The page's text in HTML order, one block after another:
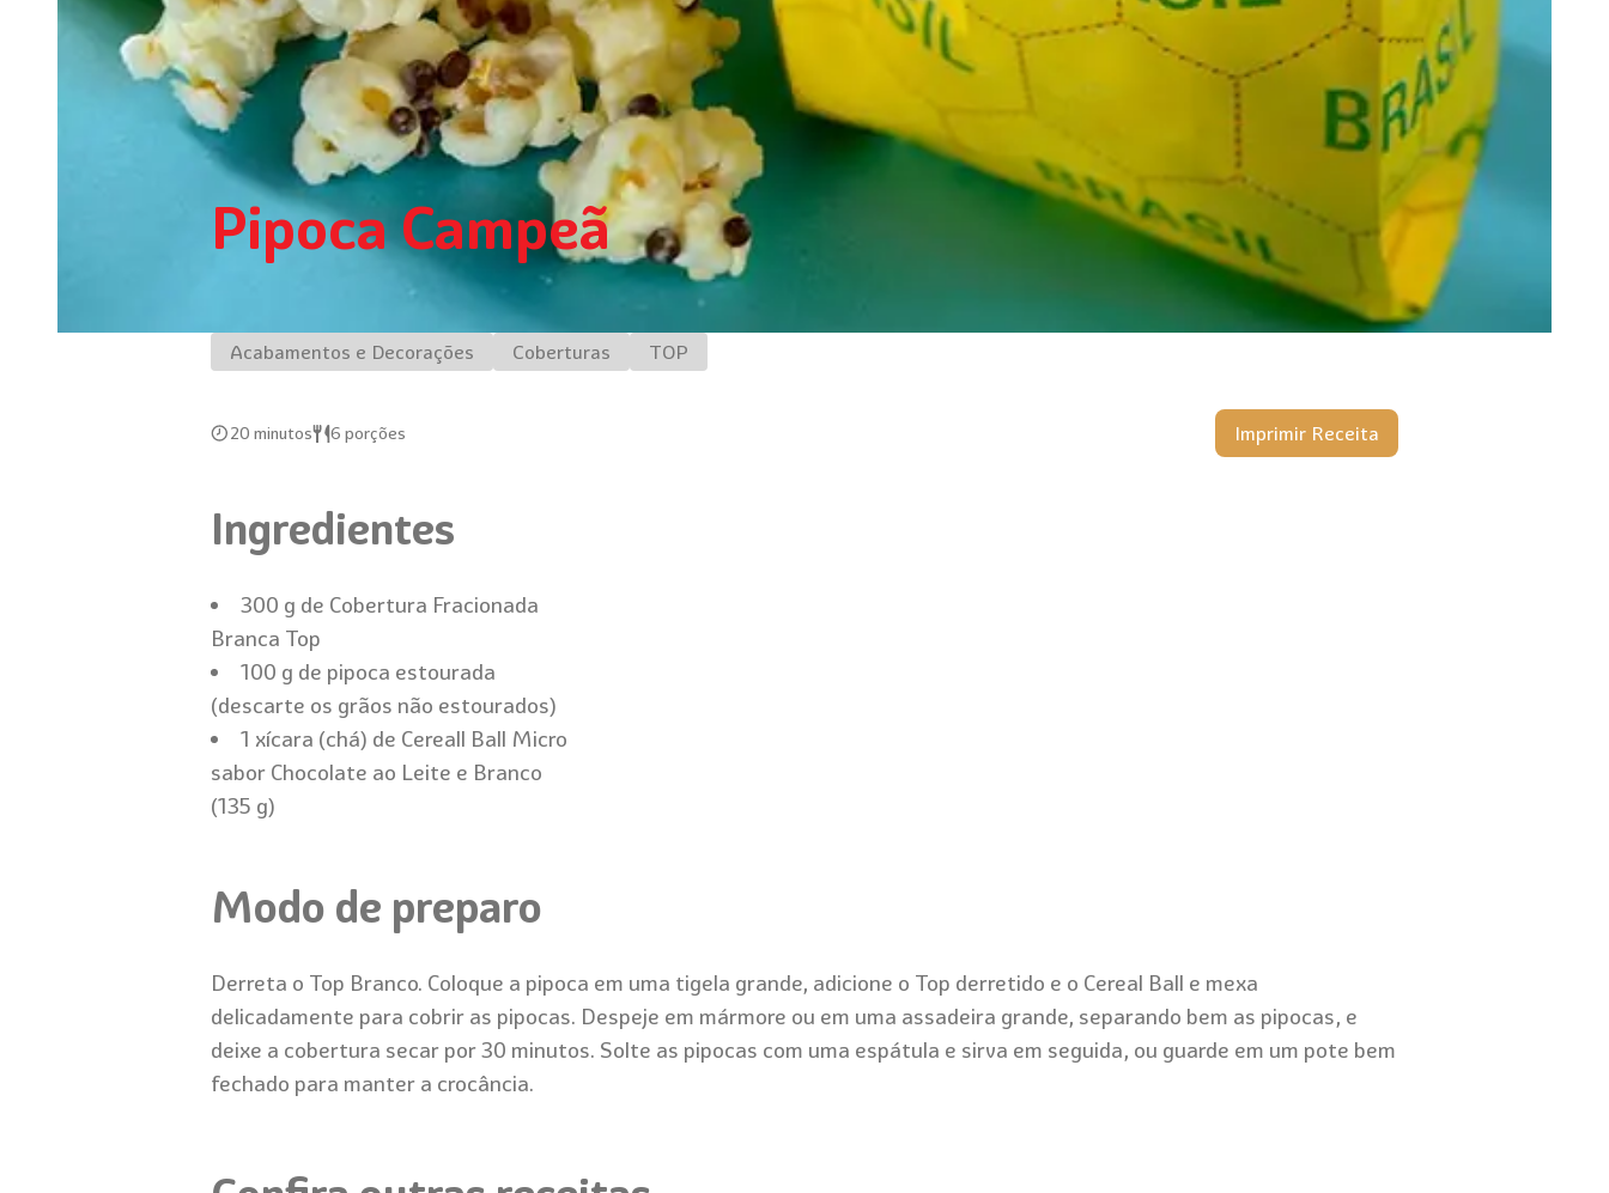
Pipoca Campeã
Acabamentos e Decorações Coberturas TOP
20 minutos 6 porções Imprimir Receita
Ingredientes
300 g de Cobertura Fracionada
Branca Top
100 g de pipoca estourada
(descarte os grãos não estourados)
1 xícara (chá) de Cereall Ball Micro
sabor Chocolate ao Leite e Branco
(135 g)
Modo de preparo
Derreta o Top Branco. Coloque a pipoca em uma tigela grande, adicione o Top derretido e o Cereal Ball e mexa
delicadamente para cobrir as pipocas. Despeje em mármore ou em uma assadeira grande, separando bem as pipocas, e
deixe a cobertura secar por 30 minutos. Solte as pipocas com uma espátula e sirva em seguida, ou guarde em um pote bem
fechado para manter a crocância.